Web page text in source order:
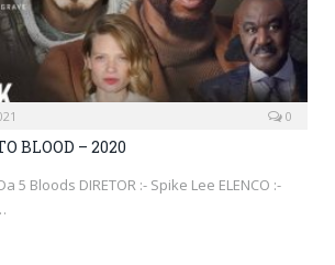
0
BLOOD – 2020
5 Bloods DIRETOR :- Spike Lee ELENCO :-